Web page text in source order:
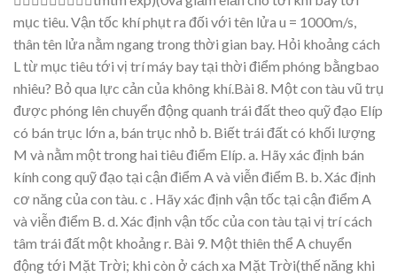
mục tiêu.Vận tốc khíphụtra đối với tên lửa u = 1000m/s,
thân tên lửa nằm ngangtrongthời gian bay. Hỏi khoảngcách
Ltừmục tiêu tới vị trímáy baytại thời điểm phóng bằngbao
nhiêu? Bỏqua lực cản của không khí.Bài 8. Mộtcon tàu vũ trụ
được phóng lên chuyển độngquanh trái đấttheo quỹđạo Elíp
có bán trục lớn a, bán trục nhỏ b. Biết trái đất có khối lượng
M và nằm một trong hai tiêu điểm Elíp.a. Hãy xác định bán
kính cong quỹđạo tại cận điểm A và viễn điểm B. b. Xác định
cơ năng của con tàu.c . Hãy xác định vận tốc tại cận điểm A
và viễn điểm B.d. Xác định vận tốc của con tàu tại vị trí cách
tâm trái đất một khoảng r. Bài 9. Một thiên thể Achuyển
động tới Mặt Trời; khi còn ở cách xa Mặt Trời(thếnăng khi